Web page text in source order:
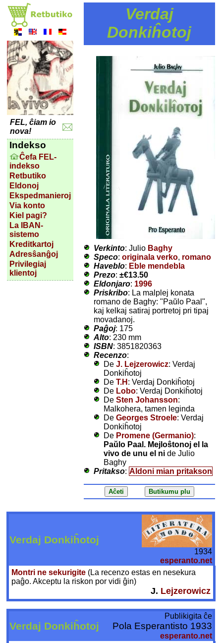
FEL, ĉiam io
nova!
Indekso
Ĉefa FEL-
indekso
Retbutiko
Eldonoj
Ekspedmanieroj
Via konto
Kiel pagi?
La IBAN-
sistemo
Kreditkartoj
Adresŝanĝoj
Privilegiaj
klientoj
Verdaj
Donkiĥotoj
Verkinto: Julio Baghy
Speco: originala verko, romano
Haveblo: Eble mendebla
Prezo: ±€13.50
Eldonjaro: 1996
Priskribo: La malplej konata
romano de Baghy: "Paŭlo Paal",
kaj kelkaj satiraj portretoj pri tipaj
movadanoj.
Paĝoj: 175
Alto: 230 mm
ISBN: 3851820363
Recenzo:
De J. Lejzerowicz: Verdaj
Donkiĥotoj
De T.H : Verdaj Donkiĥotoj
De Lobo: Verdaj Donkiĥotoj
De Sten Johansson:
Malkohera, tamen leginda
De Georges Stroele: Verdaj
Donkiĥotoj
De Promene (Germanio):
Paŭlo Paal. Mejloŝtonoj el la
vivo de unu el nide Julio
Baghy
Pritakso: Aldoni mian pritakson
Verdaj Donkiĥotoj
1934
esperanto.net
Montri ne sekurigite (La recenzo estas en nesekura
paĝo. Akceptu la riskon por vidi ĝin)
J. Lejzerowicz
Verdaj Donkiĥotoj
Publikigita ĉe
Pola Esperantisto 1933
esperanto.net